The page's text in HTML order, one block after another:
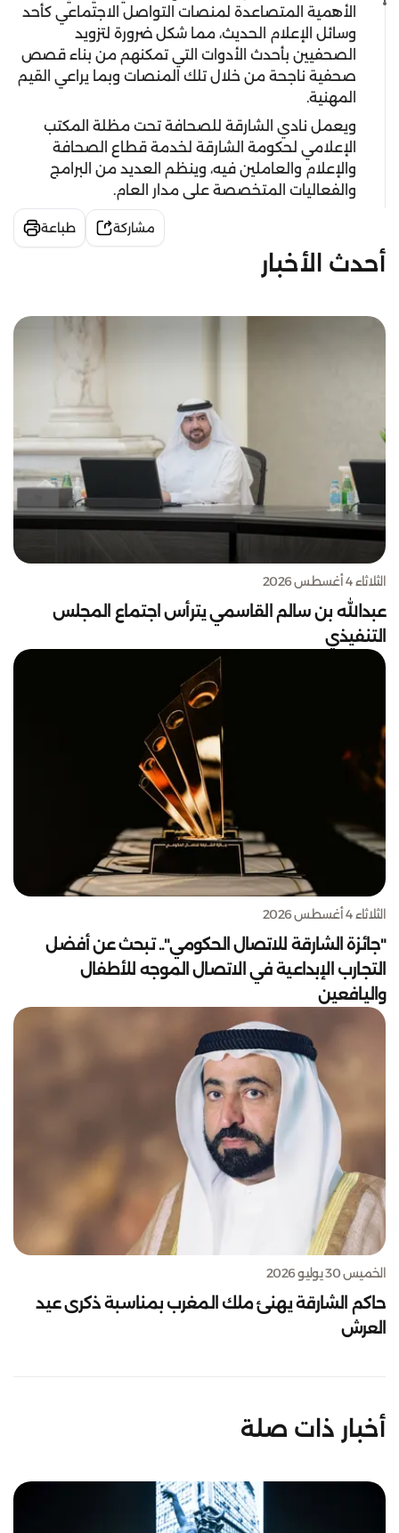
الأهمية المتصاعدة لمنصات التواصل الاجتماعي كأحد
وسائل الإعلام الحديث، مما شكل ضرورة لتزويد
الصحفيين بأحدث الأدوات التي تمكنهم من بناء قصص
صحفية ناجحة من خلال تلك المنصات وبما يراعي القيم
المهنية.
ويعمل نادي الشارقة للصحافة تحت مظلة المكتب
الإعلامي لحكومة الشارقة لخدمة قطاع الصحافة
والإعلام والعاملين فيه، وينظم العديد من البرامج
والفعاليات المتخصصة على مدار العام.
مشاركة طباعة
أحدث الأخبار
الثلاثاء 4 أغسطس 2026
عبدالله بن سالم القاسمي يترأس اجتماع المجلس
التنفيذي
الثلاثاء 4 أغسطس 2026
"جائزة الشارقة للاتصال الحكومي".. تبحث عن أفضل
التجارب الإبداعية في الاتصال الموجه للأطفال
واليافعين
الخميس 30 يوليو 2026
حاكم الشارقة يهنئ ملك المغرب بمناسبة ذكرى عيد
العرش
أخبار ذات صلة